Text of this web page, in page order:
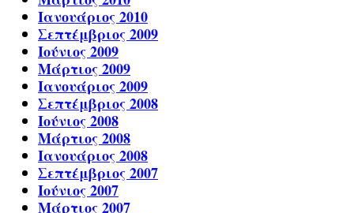
Ιανουάριος 2010
Σεπτέμβριος 2009
Ιούνιος 2009
Μάρτιος 2009
Ιανουάριος 2009
Σεπτέμβριος 2008
Ιούνιος 2008
Μάρτιος 2008
Ιανουάριος 2008
Σεπτέμβριος 2007
Ιούνιος 2007
Μάρτιος 2007